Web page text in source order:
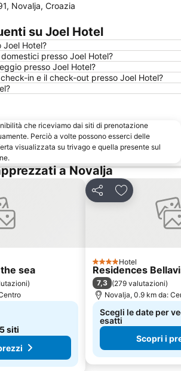
Suha Punta Karolina
Strasko
Lošinj Airport
Poljana
Tvrđava Nehaj
Novalja, Croazia
su Joel Hotel
Joel Hotel?
presso Joel Hotel?
presso Joel Hotel?
in e il check-out presso Joel Hotel?
che riceviamo dai siti di prenotazione
Perciò a volte possono esserci delle
visualizzata su trivago e quella presente sul
a Novalja
sea
)
5 siti
CondividiAggiungi ai
4 StelleHotel
Residences
7,3 (279 valutazioni)
Novalja, 0.9 km da:
Scegli le date per
esatti
Scopri i